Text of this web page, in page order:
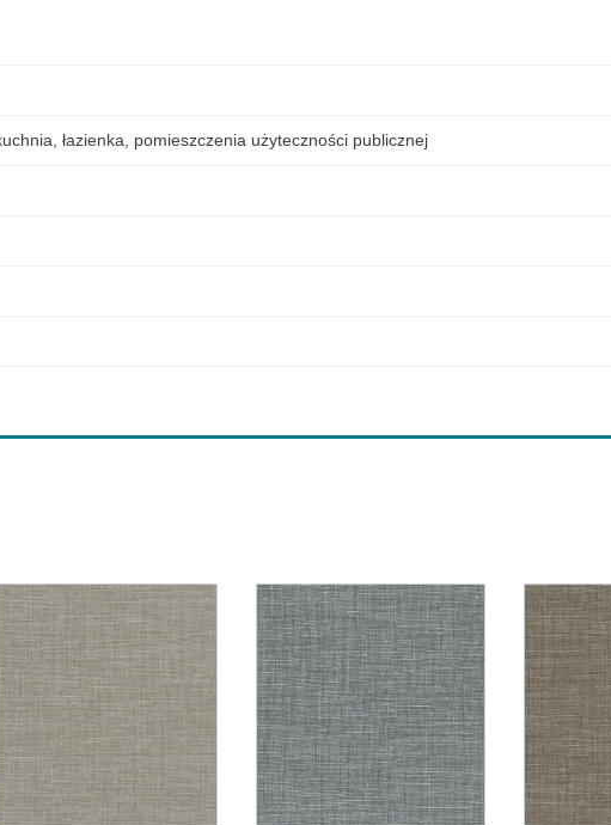
łazienka pomieszczenia użyteczności publicznej